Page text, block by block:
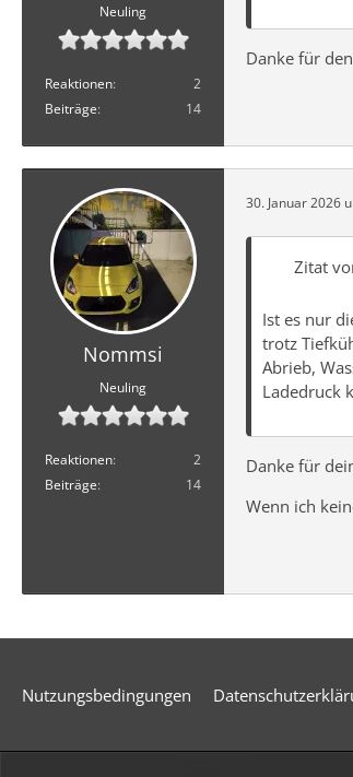
Neuling
Reaktionen
2
Beiträge
14
Danke für
Nommsi
Neuling
Reaktionen
2
Beiträge
14
30. Januar 2026
Zitat
Ist es nur
trotz
Abrieb,
Ladedruck
Danke für
Wenn ich
Nutzungsbedingungen